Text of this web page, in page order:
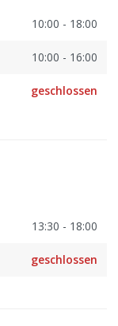
10:00 - 18:00
10:00 - 16:00
geschlossen
13:30 - 18:00
geschlossen